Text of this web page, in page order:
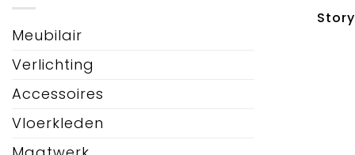
Meubilair
Verlichting
Accessoires
Vloerkleden